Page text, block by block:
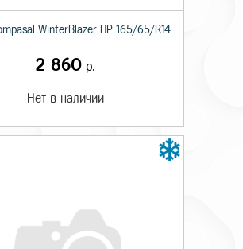
WinterBlazer HP 165/65/R14
2 860р.
Нет в наличии